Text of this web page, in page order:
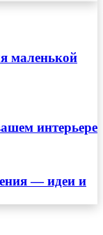
маленькой
интерьере
— идеи и